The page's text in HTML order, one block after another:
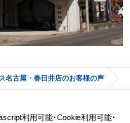
名古屋・春日井店のお客様の声
利用可能･Cookie利用可能･